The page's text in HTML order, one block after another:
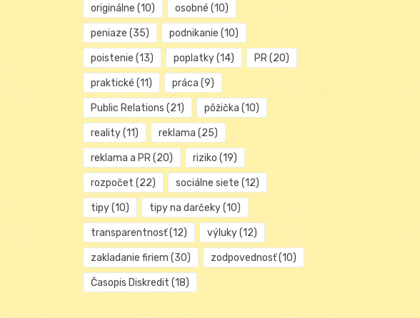
originálne (10) osobné (10)
peniaze (35) podnikanie (10)
poistenie (13) poplatky(14) PR(20)
praktické (11) práca (9)
Public Relations (21) pôžička (10)
reality(11) reklama (25)
reklama a PR(20) riziko (19)
rozpočet (22) sociálne siete (12)
tipy(10) tipy na darčeky(10)
transparentnosť(12) výluky(12)
zakladanie firiem (30) zodpovednosť(10)
Časopis Diskredit (18)